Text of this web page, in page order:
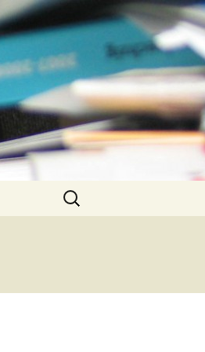
Suchen
nach: